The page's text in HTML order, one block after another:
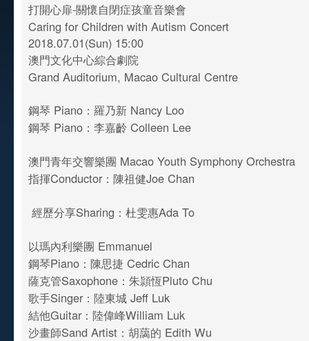
打開心扉-關懷自閉症孩童音樂會
Caring for Children with Autism Concert
2018.07.01(Sun) 15:00
澳門文化中心綜合劇院
Grand Auditorium, Macao Cultural Centre
鋼琴 Piano：羅乃新 Nancy Loo
鋼琴 Piano：李嘉齡 Colleen Lee
澳門青年交響樂團 Macao Youth Symphony Orchestra
指揮Conductor：陳祖健Joe Chan
經歷分享Sharing：杜雯惠Ada To
以瑪內利樂團 Emmanuel
鋼琴Piano：陳思捷 Cedric Chan
薩克管Saxophone：朱頴恆Pluto Chu
歌手Singer：陸東城 Jeff Luk
結他Guitar：陸偉峰William Luk
沙畫師Sand Artist：胡藹的 Edith Wu